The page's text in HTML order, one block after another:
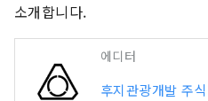
소개합니다.
에디터
후지관광개발 주